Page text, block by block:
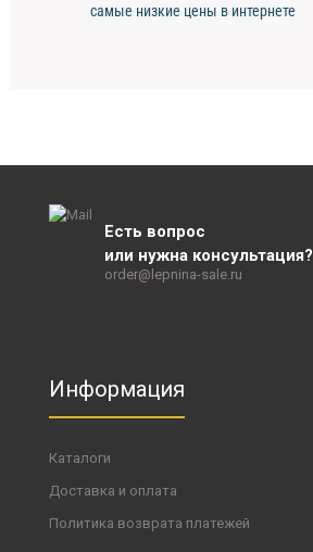
самые низкие цены в интернете
Есть вопрос
или нужна консультация?
order@lepnina-sale.ru
Информация
Каталоги
Доставка и оплата
Политика возврата платежей